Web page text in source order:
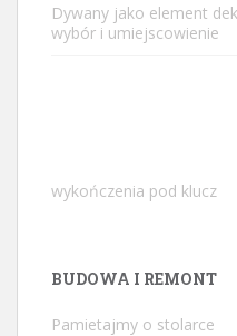
Dywany jako element
wybór i umiejscowienie
wykończenia pod klucz
BUDOWA I REMONT
Pamietajmy o stolarce